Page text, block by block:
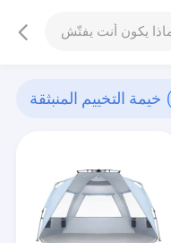
خيمة التخييم المنبثقة